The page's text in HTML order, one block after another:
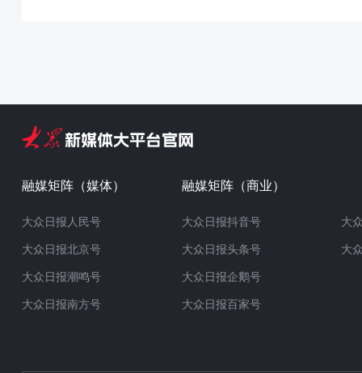
融媒矩阵（媒体）
大众日报人民号
大众日报北京号
大众日报潮鸣号
大众日报南方号
融媒矩阵（商业）
大众日报抖音号
大众日报头条号
大众日报企鹅号
大众日报百家号
大
大